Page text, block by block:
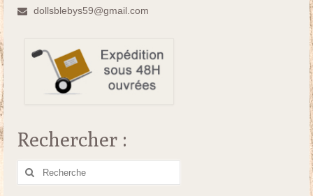
dollsblebys59@gmail.com
Rechercher :
Rechercher